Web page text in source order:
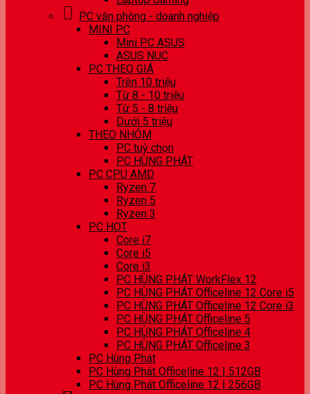
PC văn phòng - doanh nghiệp
MINI PC
Mini PC ASUS
ASUS NUC
PC THEO GIÁ
Trên 10 triệu
Từ 8 - 10 triệu
Từ 5 - 8 triệu
Dưới 5 triệu
THEO NHÓM
PC tuỳ chọn
PC HÙNG PHÁT
PC CPU AMD
Ryzen 7
Ryzen 5
Ryzen 3
PC HOT
Core i7
Core i5
Core i3
PC HÙNG PHÁT WorkFlex 12
PC HÙNG PHÁT Officeline 12 Core i5
PC HÙNG PHÁT Officeline 12 Core i3
PC HÙNG PHÁT Officeline 5
PC HÙNG PHÁT Officeline 4
PC HÙNG PHÁT Officeline 3
PC Hùng Phát
PC Hùng Phát Officeline 12 | 512GB
PC Hùng Phát Officeline 12 | 256GB